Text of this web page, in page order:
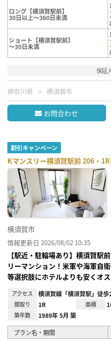
ロング【横須賀駅前】
30日以上～360日未満
ショート【横須賀駅前】
～30日未満
保証
神奈川県 横須賀市
お問合わせ
割引キャンペーン
Kマンスリー横須賀駅前 206・
横須賀市
情報更新日 2026/08/02 10:35
【駅近・駐輪場あり】横須賀駅
リーマンション！米軍や海軍自
等選択肢にホテルよりも安くオス
アクセス 横須賀線「横須賀駅」徒歩
間取り 1R 面積
築年数 1989年 5月 築
プラン名・期間